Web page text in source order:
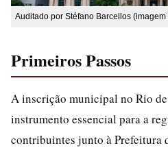
Auditado por Stéfano Barcellos
Primeiros Passos
A inscrição municipal no Rio
instrumento essencial para a
contribuintes junto à Prefeitura